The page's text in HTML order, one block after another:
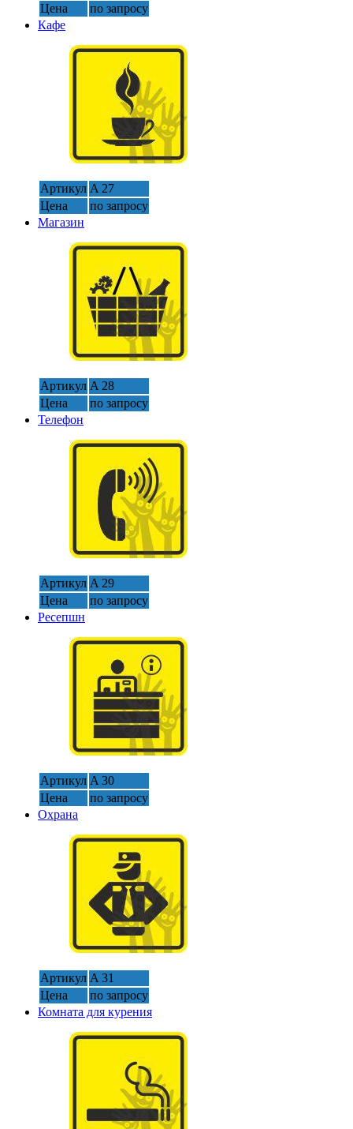
Цена
по запросу
Кафе
Артикул A 27
Цена
по запросу
Магазин
Артикул A 28
Цена
по запросу
Телефон
Артикул A 29
Цена
по запросу
Ресепшн
Артикул A 30
Цена
по запросу
Охрана
Артикул A 31
Цена
по запросу
Комната для курения